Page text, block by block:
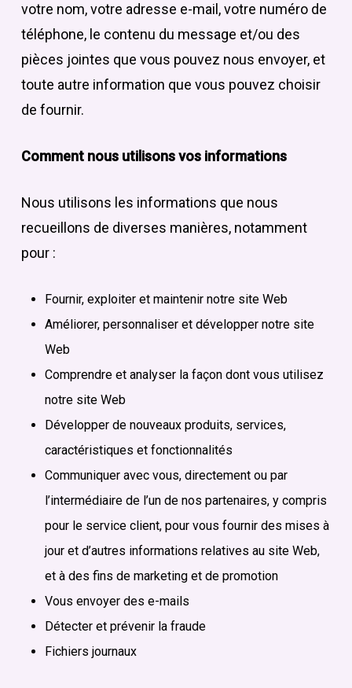
votre nom, votre adresse e-mail, votre numéro de
téléphone, le contenu du message et/ou des
pièces jointes que vous pouvez nous envoyer, et
toute autre information que vous pouvez choisir
de fournir.
Comment nous utilisons vos informations
Nous utilisons les informations que nous
recueillons de diverses manières, notamment
pour :
Fournir, exploiter et maintenir notre site Web
Améliorer, personnaliser et développer notre site
Web
Comprendre et analyser la façon dont vous utilisez
notre site Web
Développer de nouveaux produits, services,
caractéristiques et fonctionnalités
Communiquer avec vous, directement ou par
l’intermédiaire de l’un de nos partenaires, y compris
pour le service client, pour vous fournir des mises à
jour et d’autres informations relatives au site Web,
et à des fins de marketing et de promotion
Vous envoyer des e-mails
Détecter et prévenir la fraude
Fichiers journaux